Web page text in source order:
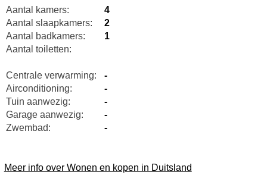
Aantal kamers:
4
Aantal slaapkamers:
2
Aantal badkamers:
1
Aantal toiletten:
Centrale verwarming:
-
Airconditioning:
-
Tuin aanwezig:
-
Garage aanwezig:
-
Zwembad:
-
Meer info over Wonen en kopen in Duitsland